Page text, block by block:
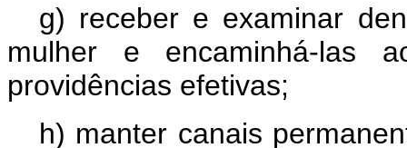
g) receber e examinar
mulher e encaminhá-las
providências efetivas;
h) manter canais